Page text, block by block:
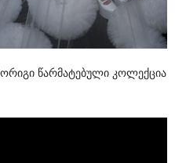
წარმატებული კოლექცია